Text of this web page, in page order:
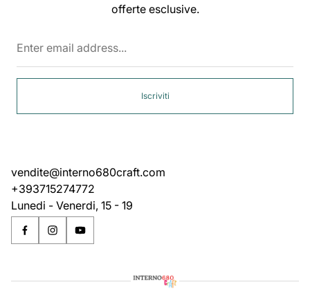
offerte esclusive.
Iscriviti
vendite@interno680craft.com
+393715274772
Lunedi - Venerdi, 15 - 19